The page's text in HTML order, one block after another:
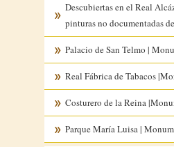
Descubiertas en el Real
pinturas no documentadas
Palacio de San Telmo |
Real Fábrica de Tabacos
Costurero de la Reina
Parque María Luisa |